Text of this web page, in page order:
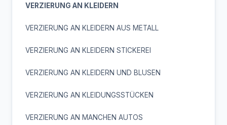
VERZIERUNG AN KLEIDERN
VERZIERUNG AN KLEIDERN AUS METALL
VERZIERUNG AN KLEIDERN STICKEREI
VERZIERUNG AN KLEIDERN UND BLUSEN
VERZIERUNG AN KLEIDUNGSSTÜCKEN
VERZIERUNG AN MANCHEN AUTOS